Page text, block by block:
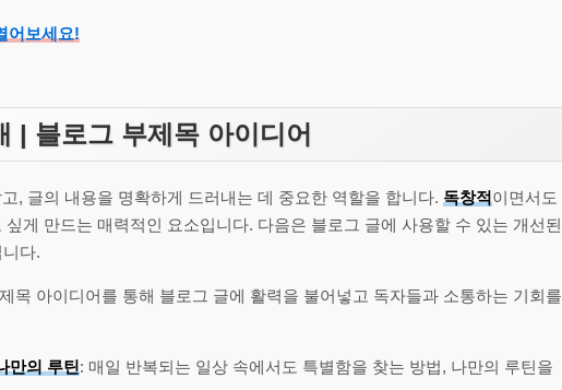
어보세요!
| 블로그 부제목 아이디어
, 글의 내용을 명확하게 드러내는 데 중요한 역할을 합니다. 독창적이면서도
게 만드는 매력적인 요소입니다. 다음은 블로그 글에 사용할 수 있는 개선된
다.
목 아이디어를 통해 블로그 글에 활력을 불어넣고 독자들과 소통하는 기회를
만의 루틴: 매일 반복되는 일상 속에서도 특별함을 찾는 방법, 나만의 루틴을